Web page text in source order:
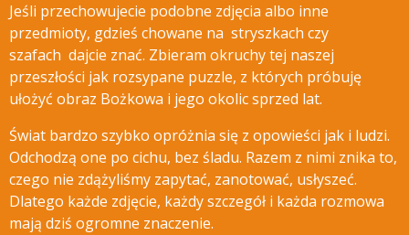
Jeśli przechowujecie podobne zdjęcia albo inne
przedmioty, gdzieś chowane na stryszkach czy
szafach dajcie znać. Zbieram okruchy tej naszej
przeszłości jak rozsypane puzzle, z których próbuję
ułożyć obraz Bożkowa i jego okolic sprzed lat.
Świat bardzo szybko opróżnia się z opowieści jak i ludzi.
Odchodzą one po cichu, bez śladu. Razem z nimi znika to,
czego nie zdążyliśmy zapytać, zanotować, usłyszeć.
Dlatego każde zdjęcie, każdy szczegół i każda rozmowa
mają dziś ogromne znaczenie.